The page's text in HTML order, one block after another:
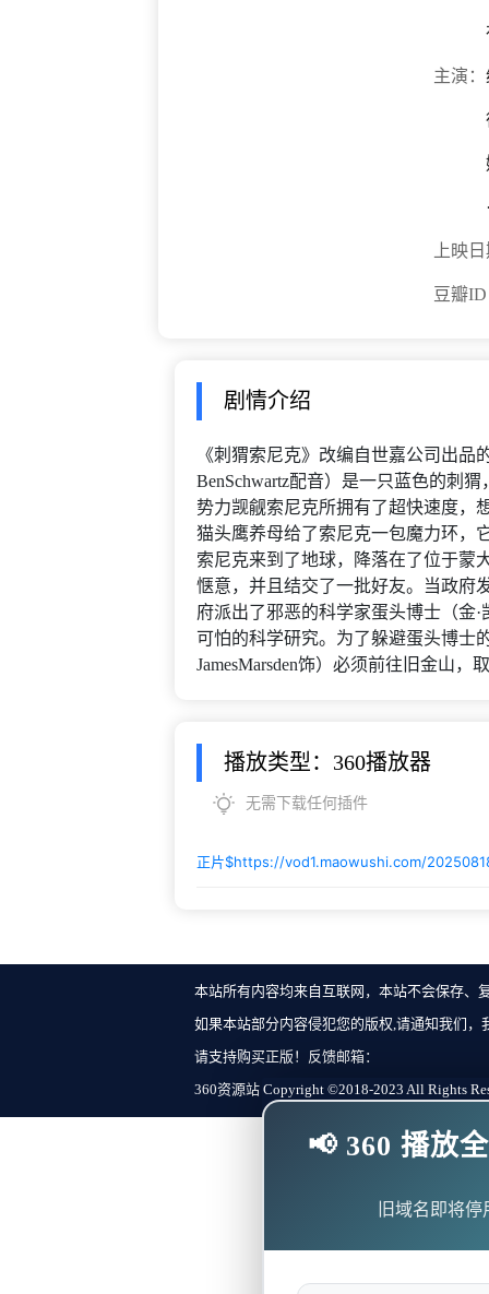
主演：
上映
豆瓣
剧情介绍
《刺猬索尼克》改编自世嘉公司出品
BenSchwartz配音）是一只蓝色的刺
势力觊觎索尼克所拥有了超快速度，
猫头鹰养母给了索尼克一包魔力环，
索尼克来到了地球，降落在了位于蒙
惬意，并且结交了一批好友。当政府
府派出了邪恶的科学家蛋头博士（金
可怕的科学研究。为了躲避蛋头博士
JamesMarsden饰）必须前往旧金山，
播放类型：360播放器
无需下载任何插件
正片$https://vod1.maowushi.com/
本站所有内容均来自互联网，本站不会保存、
如果本站部分内容侵犯您的版权,请通知我们
请支持购买正版！反馈邮箱：
360资源站 Copyright ©2018-2023 All Rights
📢 360 播放
旧域名即将